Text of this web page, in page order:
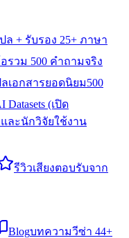
ล + รับรอง 25+ ภาษา
รวม 500 คำถามจริง
เอกสารยอดนิยม500
Datasets (เปิด
และนักวิจัยใช้งาน
รีวิวเสียงตอบรับจาก
Blogบทความวีซ่า 44+